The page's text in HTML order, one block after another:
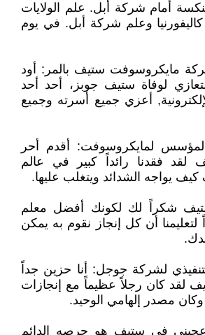
أمام شركة أبل. علم الولايات
كاليفورنيا وعلم شركة أبل. في يوم
مايكروسوفت ستيف بالمر: أود
لوفاة ستيف جوبز، أحد أحد
أعزي جميع أسرته وجميع
لمايكروسوفت: أقدم أحر
لقد فقدنا رائداً كبير في عالم
كيف يواجه الشدائد ويتغلب عليها.
شكراً لك لكونك أفضل معلم
أن كل إنجاز نقوم به يمكن
لشركة جوجل: أنا حزين جداً
لقد كان رجلاً عظيماً مع إنجازات
مصدر إلهامي الوحيد.
في ستيف هو حرصه الدائم